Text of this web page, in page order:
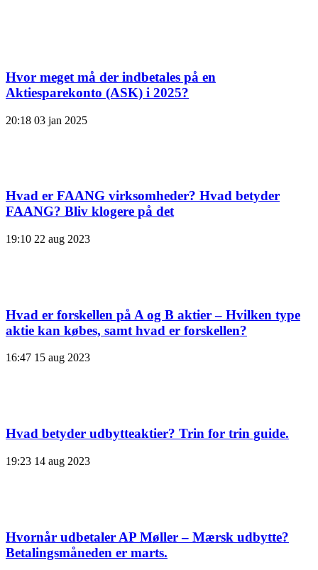
Hvor meget må der indbetales på en
Aktiesparekonto (ASK) i 2025?
20:18 03 jan 2025
Hvad er FAANG virksomheder? Hvad betyder
FAANG? Bliv klogere på det
19:10 22 aug 2023
Hvad er forskellen på A og B aktier – Hvilken type
aktie kan købes, samt hvad er forskellen?
16:47 15 aug 2023
Hvad betyder udbytteaktier? Trin for trin guide.
19:23 14 aug 2023
Hvornår udbetaler AP Møller – Mærsk udbytte?
Betalingsmåneden er marts.